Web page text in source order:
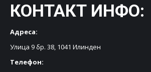
КОНТАКТ ИНФО:
Адреса:
Улица 9 бр. 38, 1041 Илинден
Телефон: